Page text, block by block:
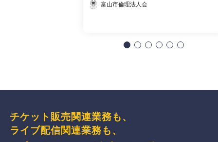
富山市倫理法人会
チケット販売関連業務も、
ライブ配信関連業務も、